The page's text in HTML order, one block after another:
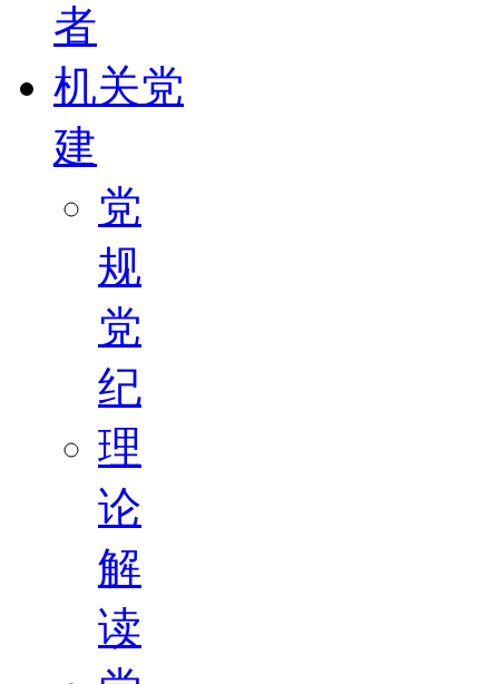
者
机关党
建
党
规
党
纪
理
论
解
读